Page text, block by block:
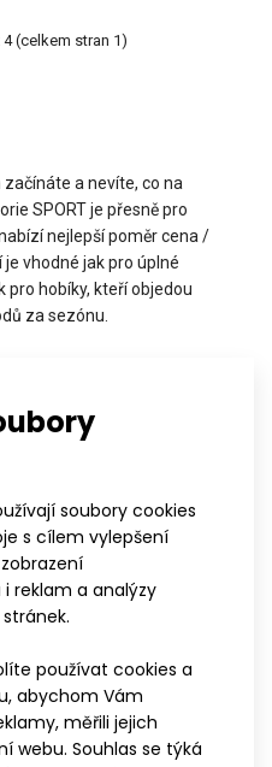
soubory cookies
s cílem vylepšení
reklam a analýzy
používat cookies a
abychom Vám
měřili jejich
webu. Souhlas se týká
Kč
přiléhavý žensky tvarovaný
hřejivých..
(celkem stran 1)
a nevíte, co na
SPORT je přesně pro
nejlepší poměr cena /
je vhodné jak pro úplné
pro hobíky, kteří objedou
za sezónu.
je vhodné pro všechny
Produktová řada PROFI
ty, kteří se věnují
bázi. Použité střihy i
dosáhnout sportovci
a to při zachování